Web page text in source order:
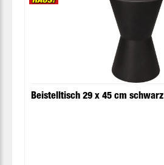
Beistelltisch 29 x 45 cm schwarz